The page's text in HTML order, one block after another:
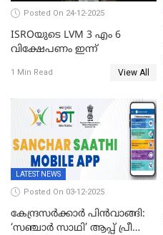
Posted On 24-12-2025
ISROയുടെ LVM 3 എം 6
വിക്ഷേപണം ഇന്ന്
1 Min Read View All
LATEST NEWS
Posted On 03-12-2025
കേന്ദ്രസർക്കാർ പിൻവാങ്ങി:
‘സഞ്ചാർ സാഥി’ ആപ്പ് പ്രീ